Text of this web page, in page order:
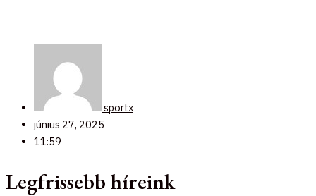
sportx
június 27, 2025
11:59
Legfrissebb híreink